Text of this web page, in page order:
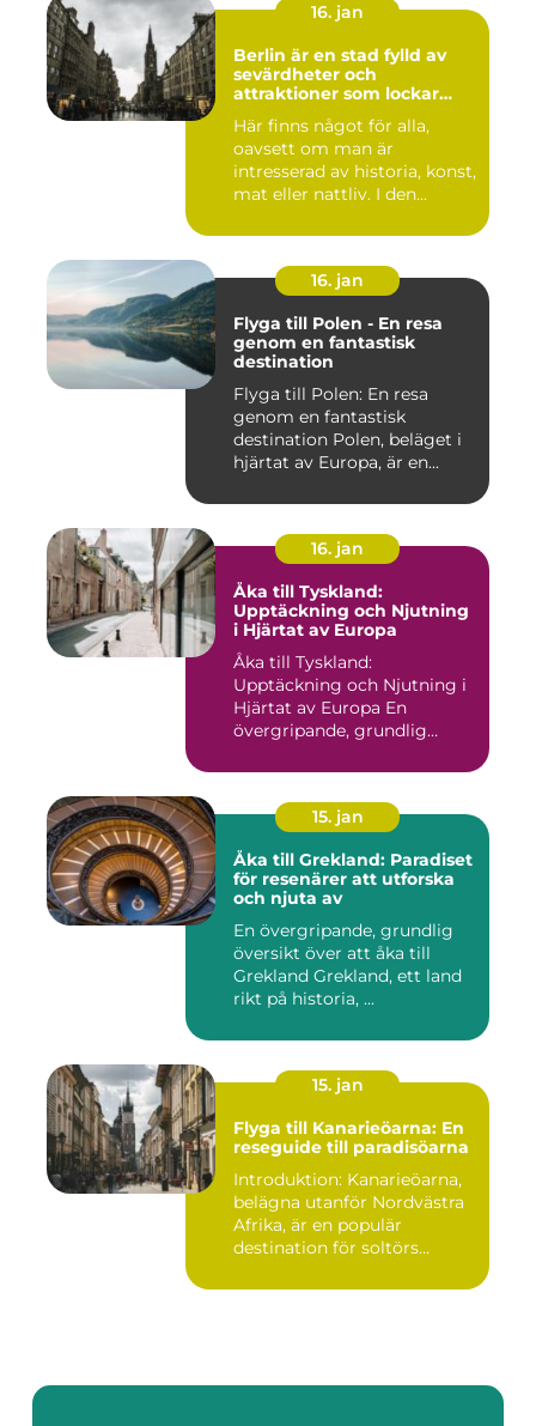
16. jan
Berlin är en stad fylld av
sevärdheter och
attraktioner som lockar
Här finns något för alla,
oavsett om man är
intresserad av historia, konst,
mat eller nattliv. I den...
16. jan
Flyga till Polen - En resa
genom en fantastisk
destination
Flyga till Polen: En resa
genom en fantastisk
destination Polen, beläget i
hjärtat av Europa, är en...
16. jan
Åka till Tyskland:
Upptäckning och Njutning
i Hjärtat av Europa
Åka till Tyskland:
Upptäckning och Njutning i
Hjärtat av Europa En
övergripande, grundlig
15. jan
Åka till Grekland: Paradiset
för resenärer att utforska
och njuta av
En övergripande, grundlig
översikt över att åka till
Grekland Grekland, ett land
rikt på historia, ...
15. jan
Flyga till Kanarieöarna: En
reseguide till paradisöarna
Introduktion: Kanarieöarna,
belägna utanför Nordvästra
Afrika, är en populär
destination för soltörs...